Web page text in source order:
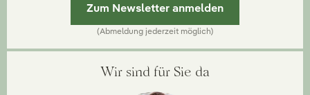
Zum Newsletter anmelden
(Abmeldung jederzeit möglich)
Wir sind für Sie da